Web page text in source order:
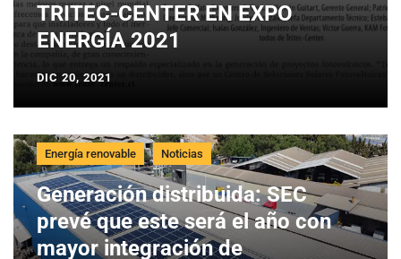
TRITEC-CENTER EN EXPO
ENERGÍA 2021
DIC 20, 2021
Energía renovable Noticias
Generación distribuida: SEC
prevé que este será el año con
mayor integración de